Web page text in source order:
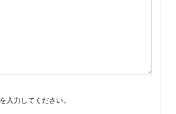
入力してください。